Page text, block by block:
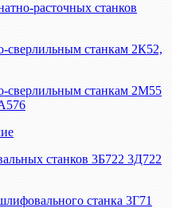
расточных станков
сверлильным станкам 2К52,
сверлильным станкам 2М55
станков 3Б722 3Д722
станка 3Г71